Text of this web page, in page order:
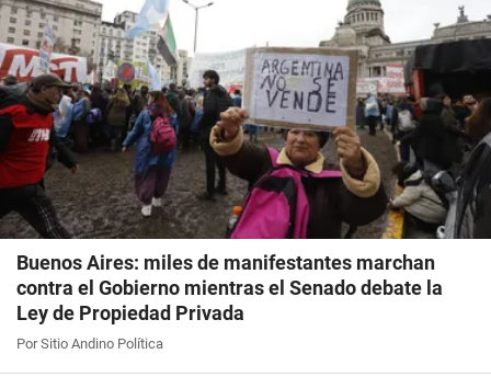
Buenos Aires: miles de manifestantes marchan
contra el Gobierno mientras el Senado debate la
Ley de Propiedad Privada
Por Sitio Andino Política